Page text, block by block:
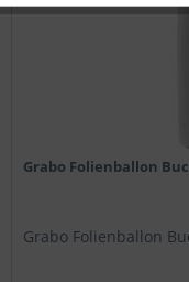
Grabo Folienballon
Grabo Folienballon